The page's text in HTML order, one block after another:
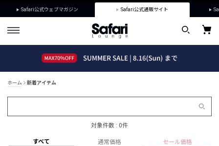
Safari公式ウェブマガジン Safari公式通販サイト
ホーム 新着アイテム
対象件数 : 0件
すべて 通常価格 セール価格